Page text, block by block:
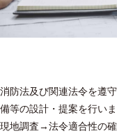
消防法及び関連法令を遵
備等の設計・提案を行いま
現地調査→法令適合性の